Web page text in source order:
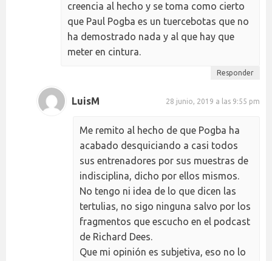
creencia al hecho y se toma como cierto
que Paul Pogba es un tuercebotas que no
ha demostrado nada y al que hay que
meter en cintura.
Responder
LuisM 28 junio, 2019 a las 9:55 pm
Me remito al hecho de que Pogba ha
acabado desquiciando a casi todos
sus entrenadores por sus muestras de
indisciplina, dicho por ellos mismos.
No tengo ni idea de lo que dicen las
tertulias, no sigo ninguna salvo por los
fragmentos que escucho en el podcast
de Richard Dees.
Que mi opinión es subjetiva, eso no lo